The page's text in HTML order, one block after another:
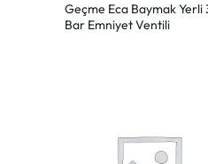
Geçme Eca Baymak Yerli
Bar Emniyet Ventili